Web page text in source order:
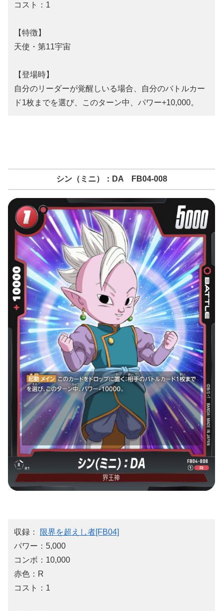
コスト：1
【特徴】
天使・第11宇宙
【登場時】
自分のリーダーが覚醒しいる場合、自分のバトルカー
ド1枚までを選び、このターン中、パワー+10,000。
シン（ミニ）：DA FB04-008
収録：
限界を超えし者[FB04]
パワー：5,000
コンボ：10,000
赤色：R
コスト：1